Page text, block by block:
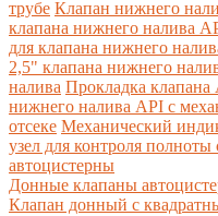
трубе Клапан нижнего
клапана нижнего налива
для клапана нижнего
2,5" клапана нижнего
налива Прокладка
нижнего налива API с
отсеке Механический
узел для контроля полноты
автоцистерны
Донные клапаны
Клапан донный с